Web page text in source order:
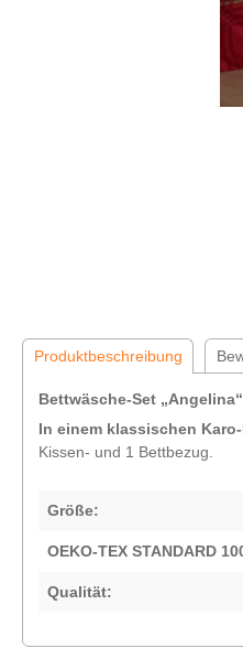
Produktbeschreibung
Bettwäsche-Set „Angelina“
In einem klassischen
Kissen- und 1 Bettbezug.
Größe:
OEKO-TEX STANDARD
Qualität: